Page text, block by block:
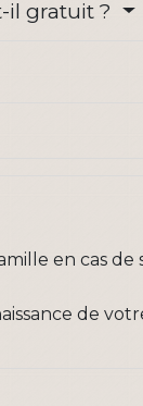
il gratuit ?
en cas de
de